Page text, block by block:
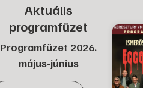
Aktuális
programfüzet
Programfüzet 2026.
május-június